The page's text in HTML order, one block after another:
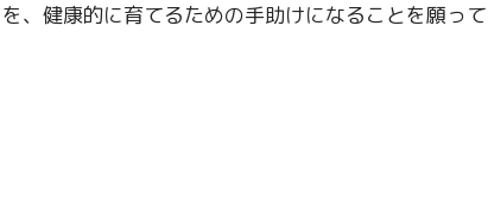
、健康的に育てるための手助けになることを願って